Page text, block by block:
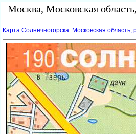
Москва, Московская
Карта Солнечногорска. Московская